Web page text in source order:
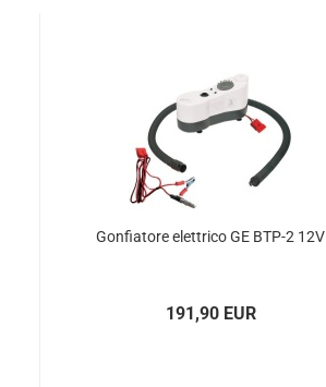
Gon­fia­to­re elett­ri­co GE BTP-2 12V
191,90 EUR